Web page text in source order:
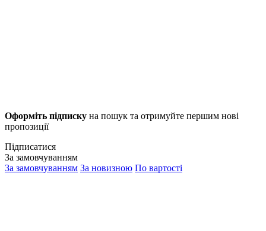
Оформіть підписку на пошук та отримуйте першим нові
пропозиції
Підписатися
За замовчуванням
За замовчуванням За новизною По вартості